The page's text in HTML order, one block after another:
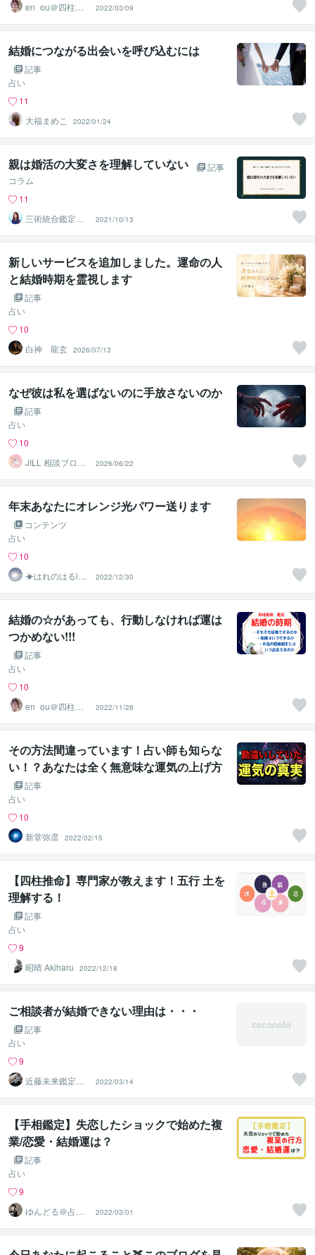
en_ou＠四柱推
命鑑定士＆婚活
コンサル
2022/03/09
結婚につながる出会いを呼び込むには
記事
占い
11
大福まめこ
2022/01/24
親は婚活の大変さを理解していない
記事
コラム
11
三術統合鑑定
師 優未華
2021/10/13
新しいサービスを追加しました。運命の人
と結婚時期を霊視します
記事
占い
10
白神 龍玄 2026/07/13
なぜ彼は私を選ばないのに手放さないのか
記事
占い
10
JILL 相談ブログ
更新中❤︎
2026/06/22
年末あなたにオレンジ光パワー送ります
コンテンツ
占い
10
☀はれのはるiec
∞◉
2022/12/30
結婚の☆があっても、行動しなければ運は
つかめない!!!
記事
占い
10
en_ou＠四柱推
命鑑定士＆婚活
コンサル
2022/11/28
その方法間違っています！占い師も知らな
い！？あなたは全く無意味な運気の上げ方
をしている！
記事
占い
10
新堂弥彦 2022/02/15
【四柱推命】専門家が教えます！五行 土を
理解する！
記事
占い
9
昭晴 Akiharu
2022/12/18
ご相談者が結婚できない理由は・・・
記事
占い
9
近藤未来鑑定
近藤 光 【移転
済】
2022/03/14
【手相鑑定】失恋したショックで始めた複
業/恋愛・結婚運は？
記事
占い
9
ゆんどる＠占い
より地道な努力
2022/03/01